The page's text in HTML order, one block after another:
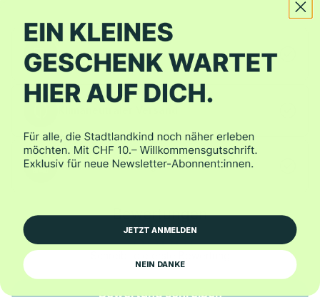
Gratis Lieferung ab CHF 150.–
Kauf auf Rechnung
Bewertungen
Bewertung schreiben
JETZT ANMELDEN
NEIN DANKE